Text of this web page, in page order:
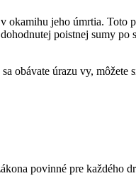
jeho úmrtia. Toto
poistnej sumy po
obávate úrazu vy,
povinné pre každého